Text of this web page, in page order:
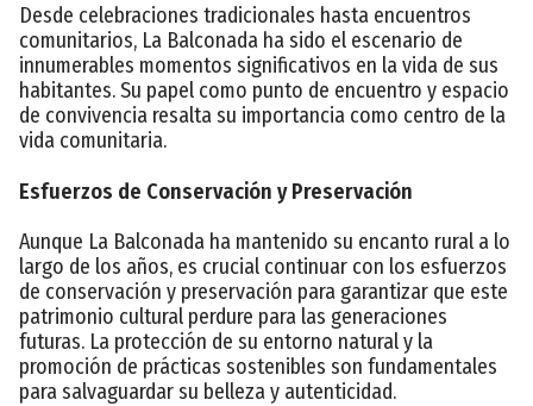
Desde celebraciones tradicionales hasta encuentros
comunitarios, La Balconada ha sido el escenario de
innumerables momentos significativos en la vida de sus
habitantes. Su papel como punto de encuentro y espacio
de convivencia resalta su importancia como centro de la
vida comunitaria.
Esfuerzos de Conservación y Preservación
Aunque La Balconada ha mantenido su encanto rural a lo
largo de los años, es crucial continuar con los esfuerzos
de conservación y preservación para garantizar que este
patrimonio cultural perdure para las generaciones
futuras. La protección de su entorno natural y la
promoción de prácticas sostenibles son fundamentales
para salvaguardar su belleza y autenticidad.